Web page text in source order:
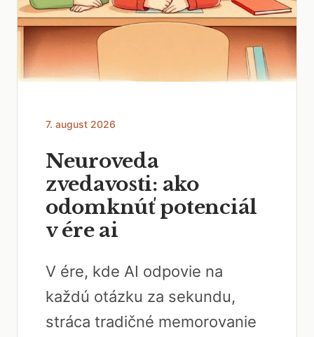
7. august 2026
Neuroveda
zvedavosti: ako
odomknúť potenciál
v ére ai
V ére, kde AI odpovie na
každú otázku za sekundu,
stráca tradičné memorovanie